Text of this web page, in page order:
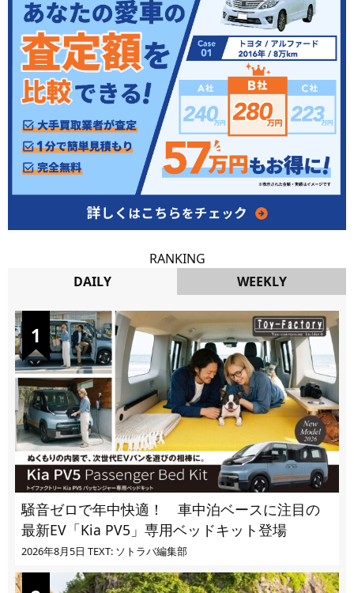
RANKING
DAILY
WEEKLY
騒音ゼロで年中快適！ 車中泊ベースに注目の
最新EV「Kia PV5」専用ベッドキット登場
2026年8月5日 TEXT: ソトラバ編集部